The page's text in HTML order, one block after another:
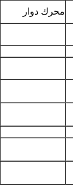
محرك دوار